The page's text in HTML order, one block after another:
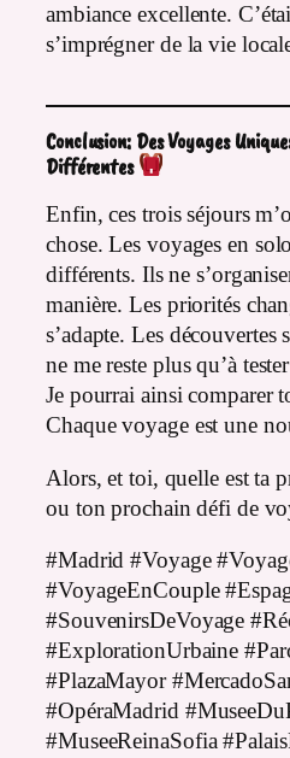
ambiance excellente.
s’imprégner de la vie
Conclusion: Des Voyages
Différentes
Enfin, ces trois séjours
chose. Les voyages en
différents. Ils ne
manière. Les priorités
s’adapte. Les
ne me reste plus qu’à
Je pourrai ainsi comparer
Chaque voyage est une
Alors, et toi, quelle est ta
ou ton prochain défi de
#Madrid #Voyage
#VoyageEnCouple
#SouvenirsDeVoyage
#ExplorationUrbaine
#PlazaMayor
#OpéraMadrid
#MuseeReinaSofia